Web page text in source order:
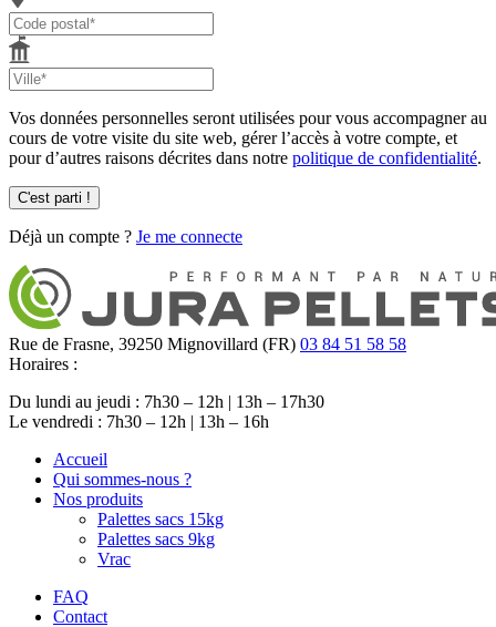
Vos données personnelles seront utilisées pour vous accompagner au
cours de votre visite du site web, gérer l’accès à votre compte, et
pour d’autres raisons décrites dans notre politique de confidentialité.
C'est parti !
Déjà un compte ? Je me connecte
Rue de Frasne, 39250 Mignovillard (FR) 03 84 51 58 58
Horaires :
Du lundi au jeudi : 7h30 – 12h | 13h – 17h30
Le vendredi : 7h30 – 12h | 13h – 16h
Accueil
Qui sommes-nous ?
Nos produits
Palettes sacs 15kg
Palettes sacs 9kg
Vrac
FAQ
Contact